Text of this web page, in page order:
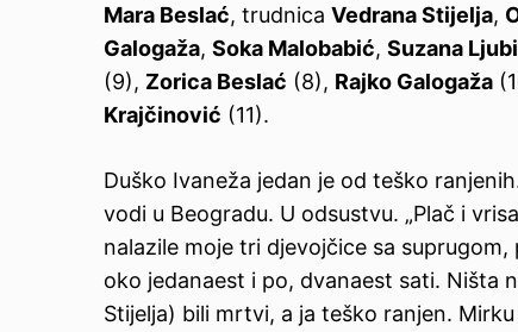
Mara Beslać, trudnica Vedrana Stijelja,
Galogaža, Soka Malobabić, Suzana
(9), Zorica Beslać (8), Rajko Galogaža
Krajčinović (11).
Duško Ivaneža jedan je od teško
vodi u Beogradu. U odsustvu. „Plač i
nalazile moje tri djevojčice sa
oko jedanaest i po, dvanaest sati. Ništa
Stijelja) bili mrtvi, a ja teško ranjen.